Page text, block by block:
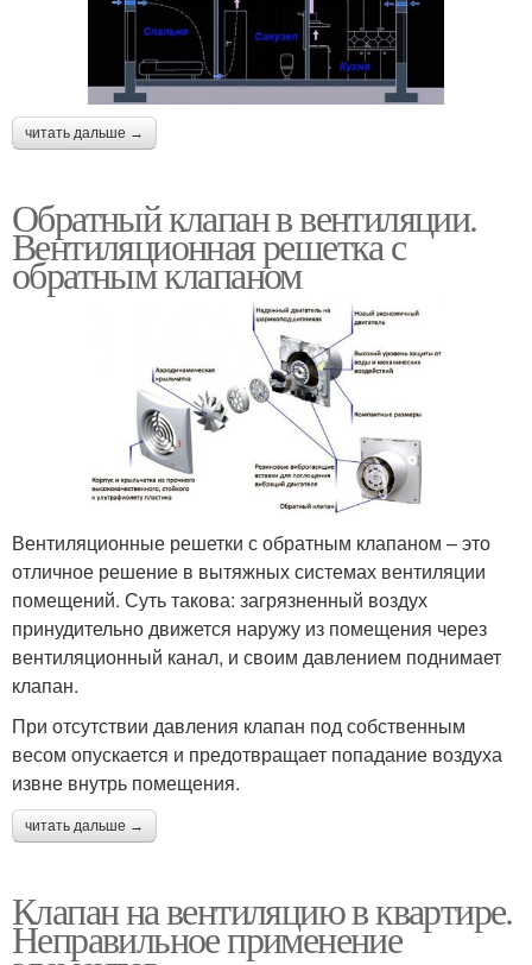
читать дальше →
Обратный клапан в вентиляции.
Вентиляционная решетка с
обратным клапаном
Вентиляционные решетки с обратным клапаном – это
отличное решение в вытяжных системах вентиляции
помещений. Суть такова: загрязненный воздух
принудительно движется наружу из помещения через
вентиляционный канал, и своим давлением поднимает
клапан.
При отсутствии давления клапан под собственным
весом опускается и предотвращает попадание воздуха
извне внутрь помещения.
читать дальше →
Клапан на вентиляцию в квартире.
Неправильное применение